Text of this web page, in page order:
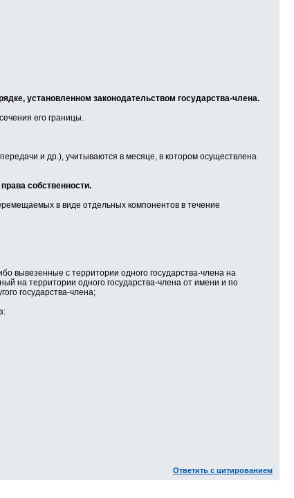
установленном законодательством государства-члена.
его границы.
и др.), учитываются в месяце, в котором осуществлена
собственности.
в виде отдельных компонентов в течение
вывезенные с территории одного государства-члена на
на территории одного государства-члена от имени и по
государства-члена;
Ответить с цитированием